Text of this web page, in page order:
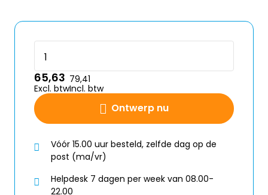
Ontwerp nu
65,63
Excl. btw
79,41
Incl. btw
Vóór 15.00 uur besteld, zelfde dag op de
post (ma/vr)
Helpdesk 7 dagen per week van 08.00-
22.00